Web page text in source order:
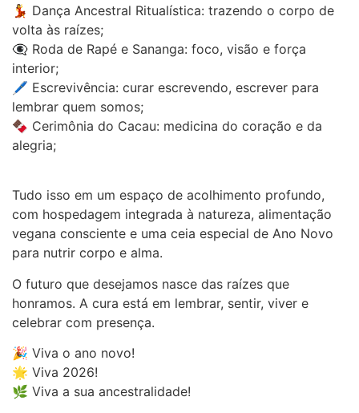
💃 Dança Ancestral Ritualística: trazendo o corpo de
volta às raízes;
👁‍🗨 Roda de Rapé e Sananga: foco, visão e força
interior;
🖊 Escrevivência: curar escrevendo, escrever para
lembrar quem somos;
🍫 Cerimônia do Cacau: medicina do coração e da
alegria;
Tudo isso em um espaço de acolhimento profundo,
com hospedagem integrada à natureza, alimentação
vegana consciente e uma ceia especial de Ano Novo
para nutrir corpo e alma.
O futuro que desejamos nasce das raízes que
honramos. A cura está em lembrar, sentir, viver e
celebrar com presença.
🎉 Viva o ano novo!
🌟 Viva 2026!
🌿 Viva a sua ancestralidade!